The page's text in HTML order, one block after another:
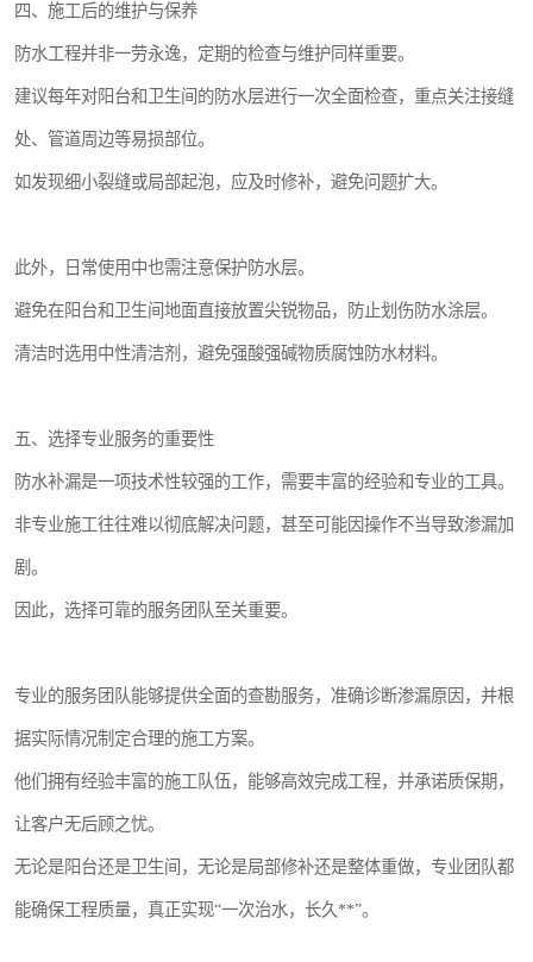
四、施工后的维护与保养
防水工程并非一劳永逸，定期的检查与维护同样重要。
建议每年对阳台和卫生间的防水层进行一次全面检查，重点关注接缝
处、管道周边等易损部位。
如发现细小裂缝或局部起泡，应及时修补，避免问题扩大。
此外，日常使用中也需注意保护防水层。
避免在阳台和卫生间地面直接放置尖锐物品，防止划伤防水涂层。
清洁时选用中性清洁剂，避免强酸强碱物质腐蚀防水材料。
五、选择专业服务的重要性
防水补漏是一项技术性较强的工作，需要丰富的经验和专业的工具。
非专业施工往往难以彻底解决问题，甚至可能因操作不当导致渗漏加
剧。
因此，选择可靠的服务团队至关重要。
专业的服务团队能够提供全面的查勘服务，准确诊断渗漏原因，并根
据实际情况制定合理的施工方案。
他们拥有经验丰富的施工队伍，能够高效完成工程，并承诺质保期，
让客户无后顾之忧。
无论是阳台还是卫生间，无论是局部修补还是整体重做，专业团队都
能确保工程质量，真正实现“一次治水，长久**”。